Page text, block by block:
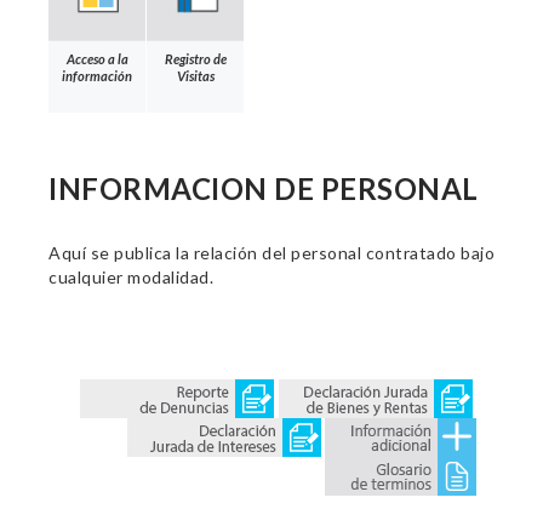
Acceso a la
información
Registro de
Visitas
INFORMACION DE PERSONAL
Aquí se publica la relación del personal contratado bajo
cualquier modalidad.